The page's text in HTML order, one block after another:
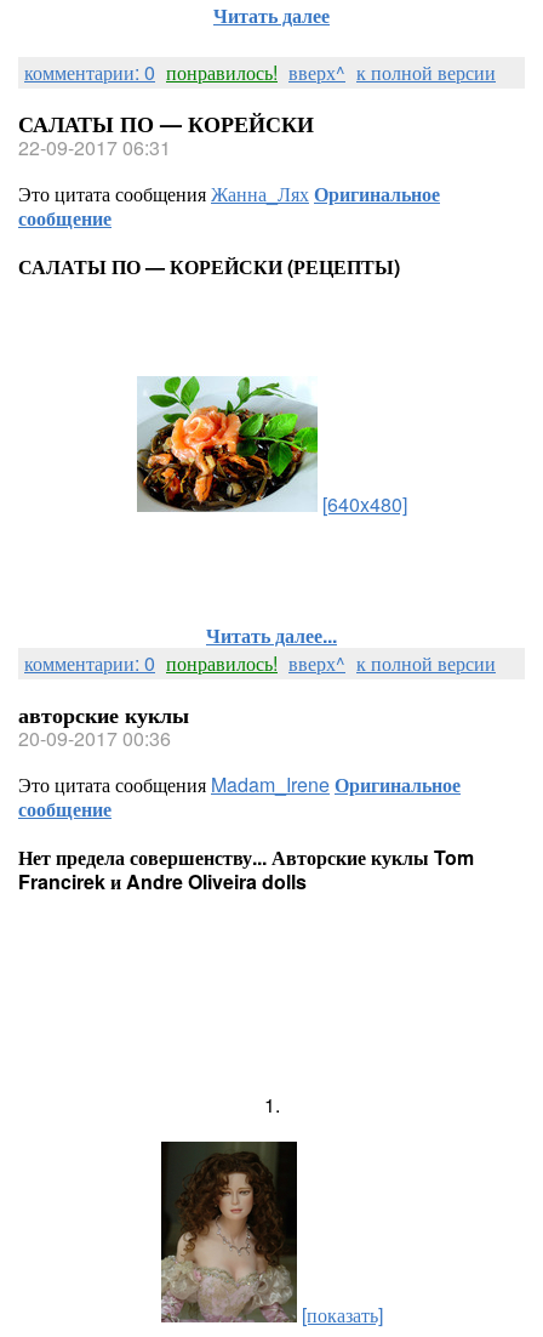
Читать далее
комментарии: 0 понравилось! вверх^ к полной версии
САЛАТЫ ПО — КОРЕЙСКИ
22-09-2017 06:31
Это цитата сообщенияЖанна_ЛяхОригинальное
сообщение
САЛАТЫ ПО — КОРЕЙСКИ (РЕЦЕПТЫ)
[640x480]
Читать далее...
комментарии: 0 понравилось! вверх^ к полной версии
авторские куклы
20-09-2017 00:36
Это цитата сообщения Madam_IreneОригинальное
сообщение
Нет предела совершенству... Авторские куклы Tom
Francirek и Andre Oliveira dolls
1.
[показать]